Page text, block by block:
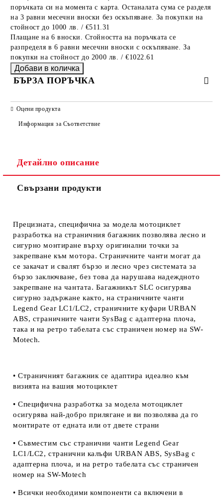
поръчката си на момента с карта. Останалата сума се разделя
на 3 равни месечни вноски без оскъпяване. За покупки на
стойност до 1000 лв. / €511.31
Плащане на 6 вноски. Стойността на поръчката се
разпределя в 6 равни месечни вноски с оскъпяване. За
покупки на стойност до 2000 лв. / €1022.61
БЪРЗА ПОРЪЧКА
Съгласен съм с
Ние ще се свържем с вас в рамките на работния ден.
Оцени продукта
Информация за Съответствие
Детайлно описание
Свързани продукти
Прецизната, специфична за модела мотоциклет
разработка на страничния багажник позволява лесно и
сигурно монтиране върху оригинални точки за
закрепване към мотора. Страничните чанти могат да
се закачат и свалят бързо и лесно чрез системата за
бързо заключване, без това да нарушава надеждното
закрепване на чантата. Багажникът SLC осигурява
сигурно задържане както, на страничните чанти
Legend Gear LC1/LC2, страничните куфари URBAN
ABS, страничните чанти SysBag с адаптерна плоча,
така и на ретро табелата със страничен номер на SW-
Motech.
• Страничният багажник се адаптира идеално към
визията на вашия мотоциклет
• Специфична разработка за модела мотоциклет
осигурява най-добро прилягане и ви позволява да го
монтирате от едната или от двете страни
• Съвместим със странични чанти Legend Gear
LC1/LC2, странични калъфи URBAN ABS, SysBag с
адаптерна плоча, и на ретро табелата със страничен
номер на SW-Motech
• Всички необходими компоненти са включени в